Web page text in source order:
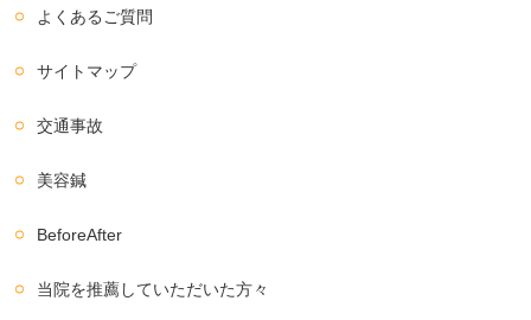
よくあるご質問
サイトマップ
交通事故
美容鍼
BeforeAfter
当院を推薦していただいた方々